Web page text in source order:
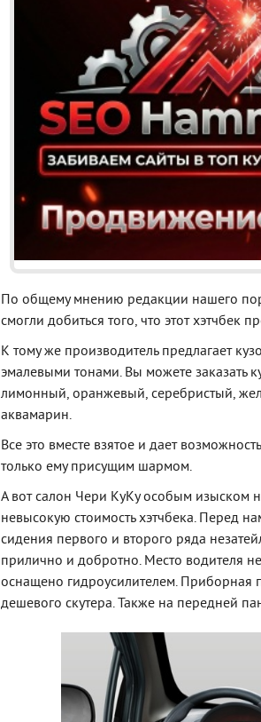
По общему мнению редакции нашего
смогли добиться того, что этот хэтчбек
К тому же производитель предлагает
эмалевыми тонами. Вы можете заказать
лимонный, оранжевый, серебристый,
аквамарин.
Все это вместе взятое и дает
только ему присущим шармом.
А вот салон Чери КуКу особым изыском
невысокую стоимость хэтчбека. Перед
сидения первого и второго ряда
прилично и добротно. Место водителя
оснащено гидроусилителем. Приборная
дешевого скутера. Также на передней